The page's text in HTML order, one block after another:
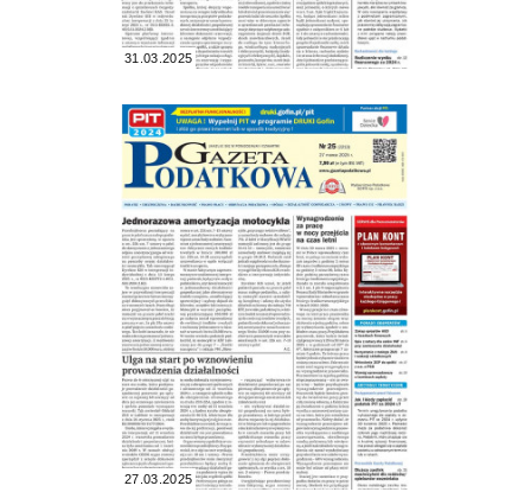
31.03.2025
27.03.2025